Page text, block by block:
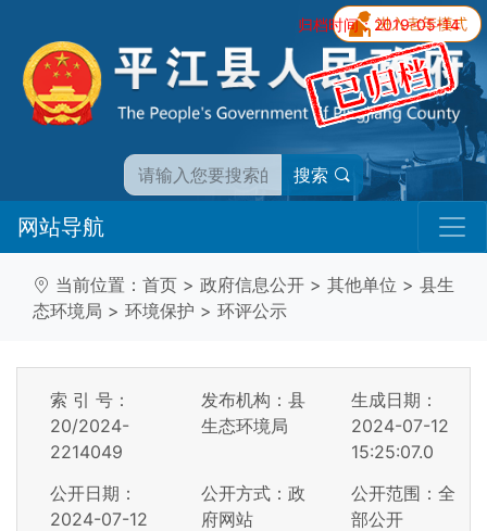
归档时间：2019-05-14
搜索
网站导航
当前位置： 首页 > 政府信息公开 > 其他单位 > 县生
态环境局 > 环境保护 > 环评公示
索 引 号：
20/2024-
2214049
发布机构：县
生态环境局
生成日期：
2024-07-12
15:25:07.0
公开日期：
2024-07-12
公开方式：政
府网站
公开范围：全
部公开